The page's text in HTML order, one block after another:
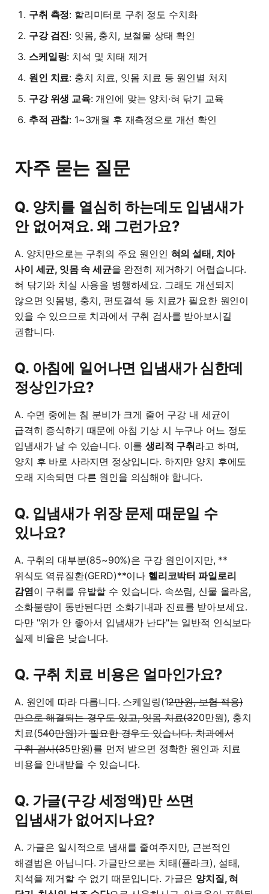
구취 측정: 할리미터로 구취 정도 수치화
구강 검진: 잇몸, 충치, 보철물 상태 확인
스케일링: 치석 및 치태 제거
원인 치료: 충치 치료, 잇몸 치료 등 원인별 처치
구강 위생 교육: 개인에 맞는 양치·혀 닦기 교육
추적 관찰: 1~3개월 후 재측정으로 개선 확인
자주 묻는 질문
Q. 양치를 열심히 하는데도 입냄새가
안 없어져요. 왜 그런가요?
A. 양치만으로는 구취의 주요 원인인 혀의 설태, 치아
사이 세균, 잇몸 속 세균을 완전히 제거하기 어렵습니다.
혀 닦기와 치실 사용을 병행하세요. 그래도 개선되지
않으면 잇몸병, 충치, 편도결석 등 치료가 필요한 원인이
있을 수 있으므로 치과에서 구취 검사를 받아보시길
권합니다.
Q. 아침에 일어나면 입냄새가 심한데
정상인가요?
A. 수면 중에는 침 분비가 크게 줄어 구강 내 세균이
급격히 증식하기 때문에 아침 기상 시 누구나 어느 정도
입냄새가 날 수 있습니다. 이를생리적 구취라고 하며,
양치 후 바로 사라지면 정상입니다. 하지만 양치 후에도
오래 지속되면 다른 원인을 의심해야 합니다.
Q. 입냄새가 위장 문제 때문일 수
있나요?
A. 구취의 대부분(85~90%)은 구강 원인이지만, **
위식도 역류질환(GERD)**이나 헬리코박터 파일로리
감염이 구취를 유발할 수 있습니다. 속쓰림, 신물 올라옴,
소화불량이 동반된다면 소화기내과 진료를 받아보세요.
다만 "위가 안 좋아서 입냄새가 난다"는 일반적 인식보다
실제 비율은 낮습니다.
Q. 구취 치료 비용은 얼마인가요?
A. 원인에 따라 다릅니다. 스케일링(12만원, 보험 적용)
만으로 해결되는 경우도 있고, 잇몸 치료(320만원), 충치
치료(540만원)가 필요한 경우도 있습니다. 치과에서
구취 검사(35만원)를 먼저 받으면 정확한 원인과 치료
비용을 안내받을 수 있습니다.
Q. 가글(구강 세정액)만 쓰면
입냄새가 없어지나요?
A. 가글은 일시적으로 냄새를 줄여주지만, 근본적인
해결법은 아닙니다. 가글만으로는 치태(플라크), 설태,
치석을 제거할 수 없기 때문입니다. 가글은 양치질, 혀